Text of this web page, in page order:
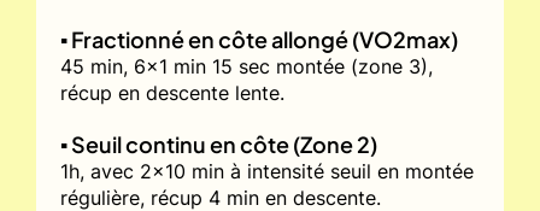
▪️ Fractionné en côte allongé (VO2max)
45 min, 6x1 min 15 sec montée (zone 3),
récup en descente lente.
▪️ Seuil continu en côte (Zone 2)
1h, avec 2x10 min à intensité seuil en montée
régulière, récup 4 min en descente.